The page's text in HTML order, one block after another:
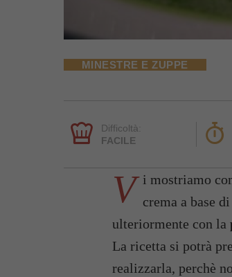
MINESTRE E ZUPPE
Difficoltà:
FACILE
V i mostriamo
crema a base
ulteriormente con la
La ricetta si potrà
realizzarla, perchè